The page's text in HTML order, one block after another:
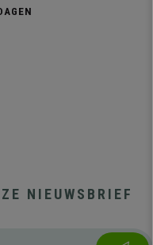
NIEUWSBRIEF